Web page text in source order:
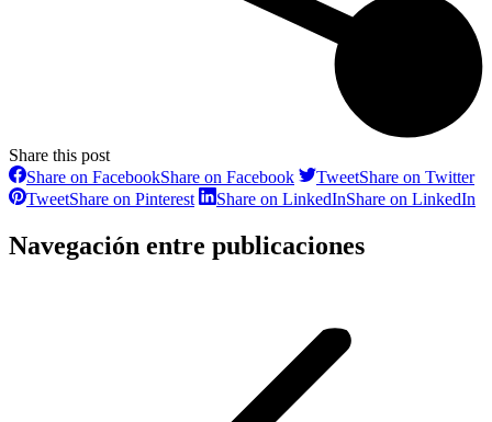
Share this post
Share on FacebookShare on Facebook TweetShare on Twitter
TweetShare on Pinterest Share on LinkedInShare on LinkedIn
Navegación entre publicaciones